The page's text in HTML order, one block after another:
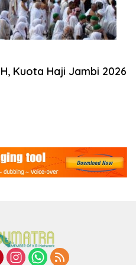
Kuota Haji Jambi 2026